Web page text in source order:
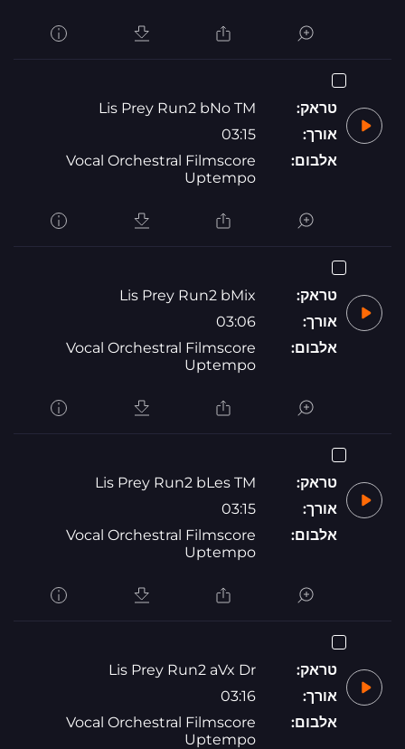
טראק:
Lis Prey Run2 bNo TM
אורך:
03:15
אלבום:
Vocal Orchestral Filmscore
Uptempo
טראק:
Lis Prey Run2 bMix
אורך:
03:06
אלבום:
Vocal Orchestral Filmscore
Uptempo
טראק:
Lis Prey Run2 bLes TM
אורך:
03:15
אלבום:
Vocal Orchestral Filmscore
Uptempo
טראק:
Lis Prey Run2 aVx Dr
אורך:
03:16
אלבום:
Vocal Orchestral Filmscore
Uptempo